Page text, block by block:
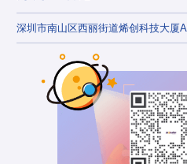
深圳市南山区西丽街道烯创科技大厦